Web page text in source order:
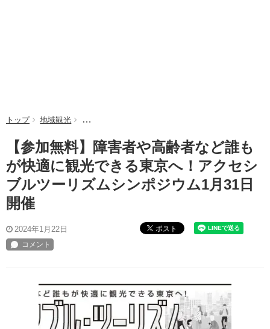
トップ 地域観光 【参加無料】障害者や高齢者など誰もが快適に観光
【参加無料】障害者や高齢者など誰も
が快適に観光できる東京へ！アクセシ
ブルツーリズムシンポジウム1月31日
開催
2024年1月22日 ポスト